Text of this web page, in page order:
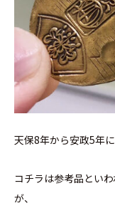
天保8年から安政5年
コチラは参考品とい
が、